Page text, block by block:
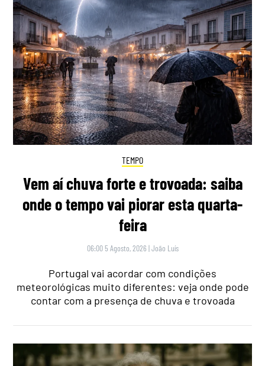
TEMPO
Vem aí chuva forte e trovoada: saiba
onde o tempo vai piorar esta quarta-
feira
06:00 5 Agosto, 2026 |João Luís
Portugal vai acordar com condições
meteorológicas muito diferentes: veja onde pode
contar com a presença de chuva e trovoada